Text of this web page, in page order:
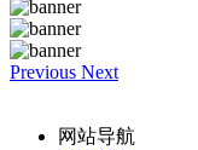
Previous Next
网站导航